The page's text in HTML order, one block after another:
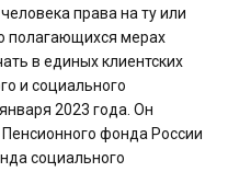
права на ту или
полагающихся мерах
в единых клиентских
и социального
2023 года. Он
фонда России
социального